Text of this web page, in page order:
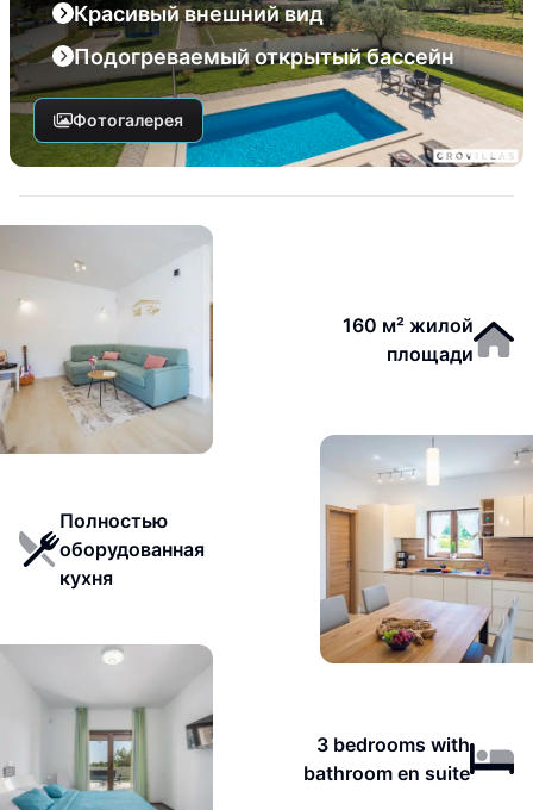
Красивый внешний вид
Подогреваемый открытый бассейн
Фотогалерея
160 м² жилой
площади
Полностью
оборудованная
кухня
3 bedrooms with
bathroom en suite